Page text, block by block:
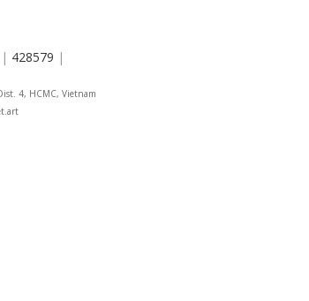
428579 |
4, HCMC, Vietnam